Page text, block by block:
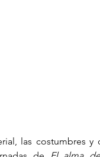
las costumbres y